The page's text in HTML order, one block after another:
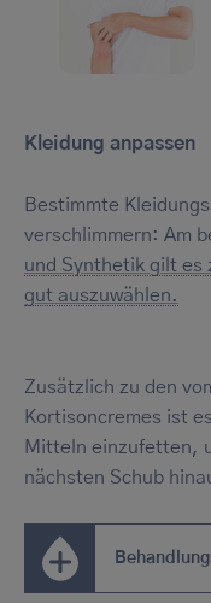
Kleidung anpassen
Bestimmte
verschlimmern: Am
und Synthetik gilt es
gut auszuwählen.
Zusätzlich zu den
Kortisoncremes ist
Mitteln einzufetten,
nächsten Schub